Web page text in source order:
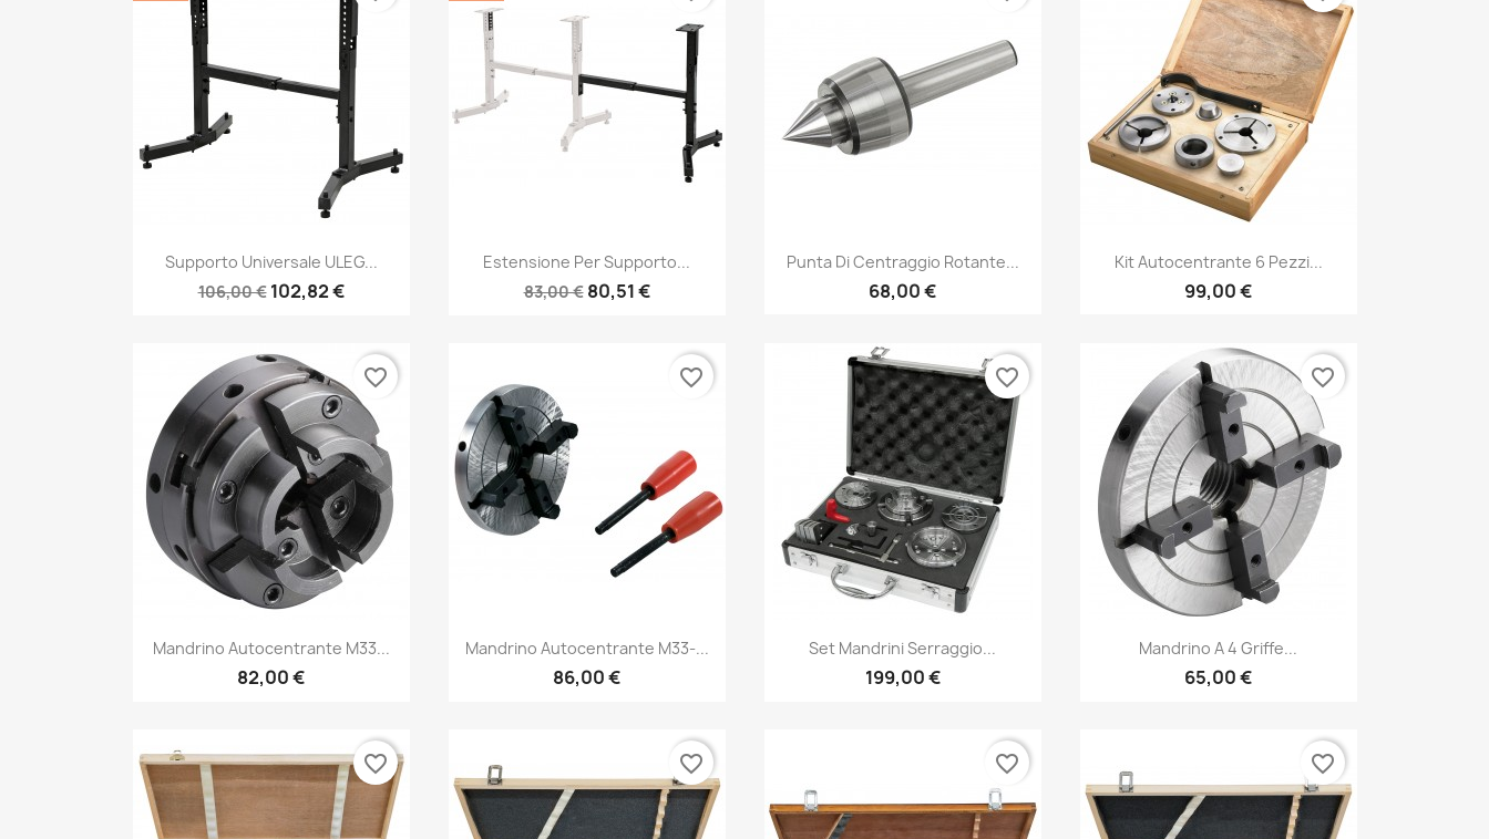
 Anteprima
Supporto Universale ULEG...
106,00 € 102,82 €
Anteprima
Estensione Per Supporto...
83,00 € 80,51 €
Anteprima
Punta Di Centraggio Rotante...
68,00 €
Anteprima
Kit Autocentrante 6 Pezzi...
99,00 €
Anteprima
Mandrino Autocentrante M33...
82,00 €
favorite_border
Anteprima
Mandrino Autocentrante M33-...
86,00 €
favorite_border
Anteprima
Set Mandrini Serraggio...
199,00 €
favorite_border
Anteprima
Mandrino A 4 Griffe...
65,00 €
favorite_border
favorite_border favorite_border favorite_border favorite_border